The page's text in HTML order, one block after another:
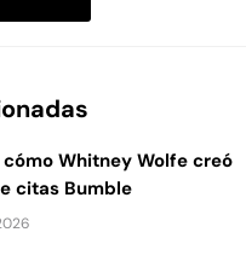
Whitney Wolfe creó
citas Bumble